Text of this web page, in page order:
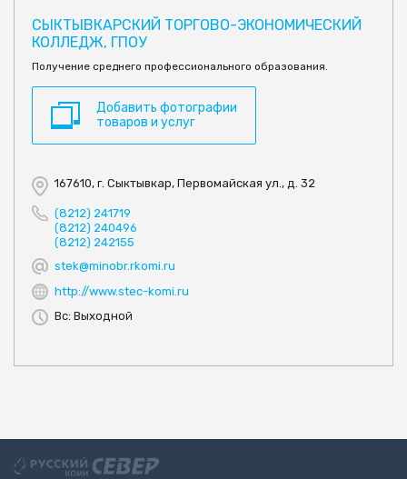
СЫКТЫВКАРСКИЙ ТОРГОВО-ЭКОНОМИЧЕСКИЙ
КОЛЛЕДЖ, ГПОУ
Получение среднего профессионального образования.
Добавить фотографии
товаров и услуг
167610, г. Сыктывкар, Первомайская ул., д. 32
(8212) 241719
(8212) 240496
(8212) 242155
stek@minobr.rkomi.ru
http://www.stec-komi.ru
Вс: Выходной